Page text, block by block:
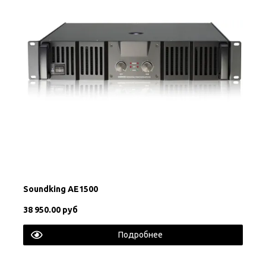
Soundking AE1500
38 950.00 руб
Подробнее